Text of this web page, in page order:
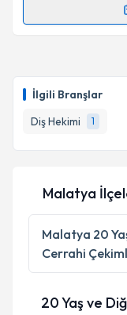
İlgili Branşlar
Diş Hekimi
1
Randevu
takvim
E-posta
Kişisel
Metni'ni
Malatya
Malatya 20
Cerrahi
20 Yaş ve